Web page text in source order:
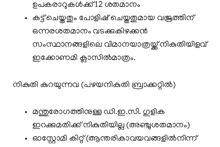
ഉപകരാറുകള്‍ക്ക് 12 ശതമാനം
കട്ട് ചെയ്തതും പോളിഷ് ചെയ്തതുമായ വജ്രത്തിന്
ഒന്നരശതമാനം വടക്കുകിഴക്കന്‍
സംസ്ഥാനങ്ങളിലെ വിമാനയാത്രയ്ക്ക് നികുതിയിളവ്
ഇക്കോണമി ക്ലാസില്‍മാത്രം.
നികുതി കുറയുന്നവ (പഴയനികുതി ബ്രാക്കറ്റില്‍)
മന്തുരോഗത്തിനുള്ള ഡി.ഇ.സി. ഗുളിക
ഇറക്കുമതിക്ക് നികുതിയില്ല (അഞ്ചുശതമാനം)
ഓസ്റ്റോമി കിറ്റ് (ആന്തരികാവയവങ്ങളില്‍നിന്ന്